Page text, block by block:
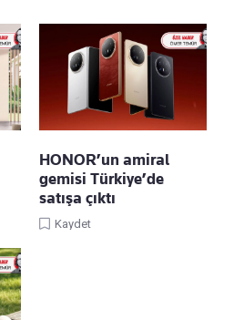
HONOR’un amiral
gemisi Türkiye’de
satışa çıktı
Kaydet